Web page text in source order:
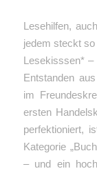
Lesehilfen,
jedem steckt
Lesekisssen* –
Entstanden
im
ersten
perfektioniert,
Kategorie
– und ein